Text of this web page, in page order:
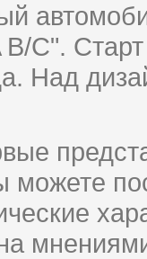
C".
Над
можете